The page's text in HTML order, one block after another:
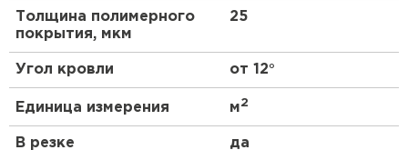
Толщина полимерного
покрытия, мкм
25
Угол кровли от 12°
Единица измерения м2
В резке да